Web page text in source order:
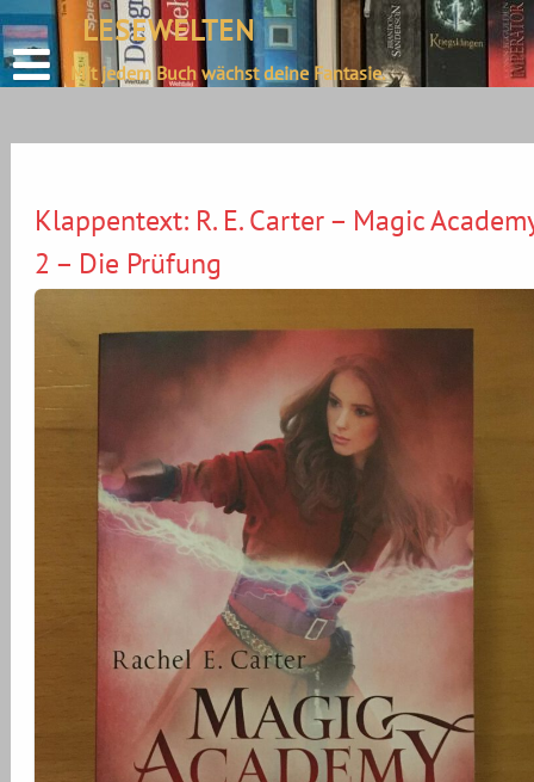
define('DISALLOW_FILE_EDIT', true);
define('DISALLOW_FILE_MODS', true);
content
LESEWELTEN
Mit jedem Buch wächst deine Fantasie.
Klappentext: R. E. Carter – Magic
2 – Die Prüfung